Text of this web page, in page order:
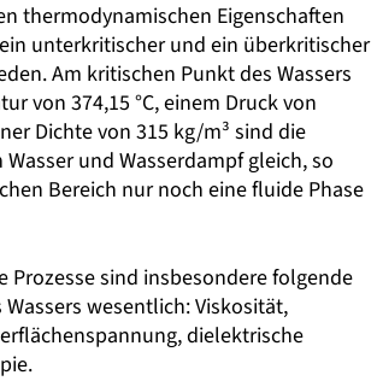
thermodynamischen Eigenschaften
unterkritischer und ein überkritischer
Am kritischen Punkt des Wassers
von 374,15 °C, einem Druck von
Dichte von 315 kg/m³ sind die
und Wasserdampf gleich, so
Bereich nur noch eine fluide Phase
Prozesse sind insbesondere folgende
wesentlich: Viskosität,
dielektrische